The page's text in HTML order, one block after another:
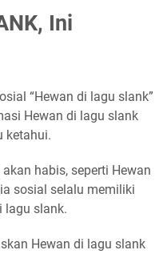
Ini
“Hewan di lagu slank”
Hewan di lagu slank
ketahui.
habis, seperti Hewan
sosial selalu memiliki
lagu slank.
Hewan di lagu slank